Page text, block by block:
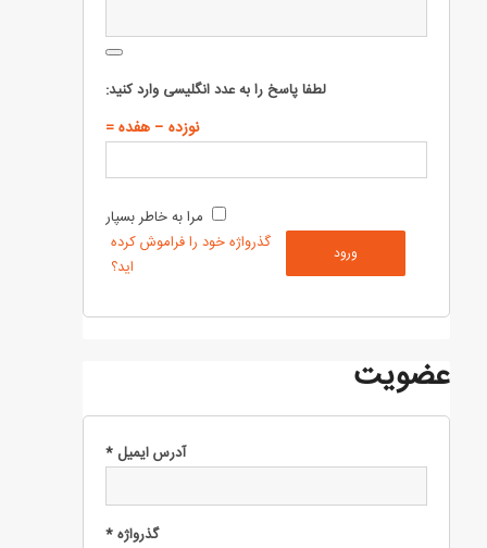
لطفا پاسخ را به عدد انگلیسی وارد کنید:
نوزده − هفده =
مرا به خاطر بسپار
ورود
گذرواژه خود را فراموش کرده
اید؟
عضویت
آدرس ایمیل*
گذرواژه*